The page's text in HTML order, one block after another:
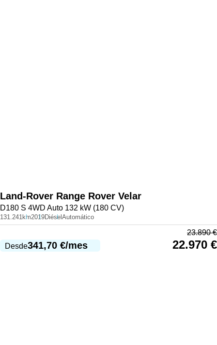
Land-Rover Range Rover Velar
D180 S 4WD Auto 132 kW (180 CV)
131.241km2019Diésel Automático
Desde341,70 €/mes
23.890€
22.970 €